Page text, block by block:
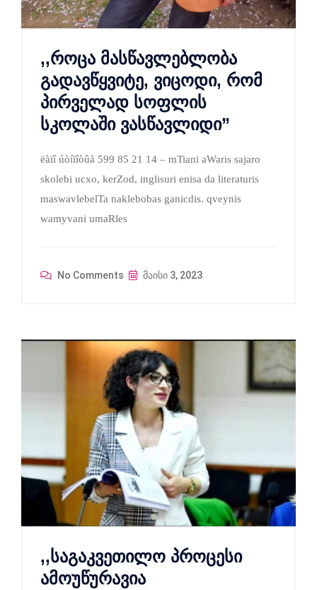
,,როცა მასწავლებლობა
გადავწყვიტე, ვიცოდი, რომ
პირველად სოფლის
სკოლაში ვასწავლიდი”
ëàïî úòíïîòûå 599 85 21 14 – mTiani aWaris sajaro
skolebi ucxo, kerZod, inglisuri enisa da literaturis
maswavlebelTa naklebobas ganicdis. qveynis
wamyvani umaRles
No Comments მაისი 3, 2023
,,საგაკვეთილო პროცესი
ამოუწურავია